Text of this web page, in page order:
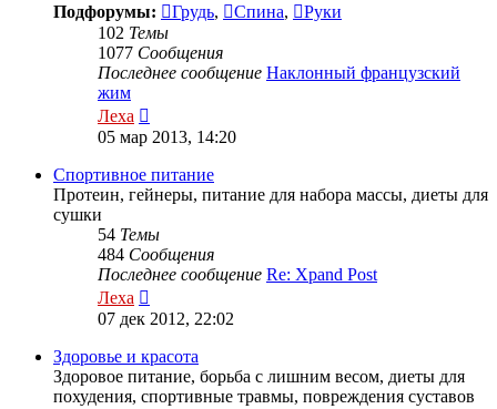
Подфорумы:
Грудь, Спина,
Руки
102 Темы
1077 Сообщения
Последнее сообщение Наклонный французский
жим
Леха
к
сообщению
05 мар 2013, 14:20
Спортивное питание
Протеин, гейнеры, питание для набора массы, диеты для
сушки
54 Темы
484 Сообщения
Последнее сообщение Re: Xpand Post
Леха
к
сообщению
07 дек 2012, 22:02
Здоровье и красота
Здоровое питание, борьба с лишним весом, диеты для
похудения, спортивные травмы, повреждения суставов